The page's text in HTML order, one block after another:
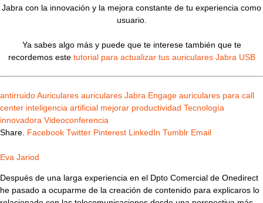
Jabra con la innovación y la mejora constante de tu experiencia como
usuario.
Ya sabes algo más y puede que te interese también que te
recordemos este tutorial para actualizar tus auriculares Jabra USB
antirruidoAuriculares auriculares Jabra Engage auriculares para call
center inteligencia artificial mejorar productividad Tecnología
innovadora Videoconferencia
Share. Facebook Twitter Pinterest LinkedIn Tumblr Email
Eva Jariod
Después de una larga experiencia en el Dpto Comercial de Onedirect
he pasado a ocuparme de la creación de contenido para explicaros lo